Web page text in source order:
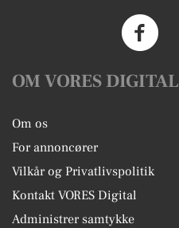
OM VORES DIGITAL
Om os
For annoncører
Vilkår og Privatlivspolitik
Kontakt VORES Digital
Administrer samtykke